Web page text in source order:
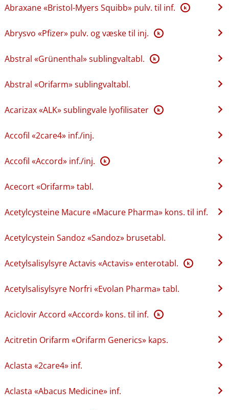
Abraxane «Bristol-Myers Squibb» pulv. til inf. K
Abrysvo «Pfizer» pulv. og væske til inj. K
Abstral «Grünenthal» sublingvaltabl. K
Abstral «Orifarm» sublingvaltabl.
Acarizax «ALK» sublingvale lyofilisater K
Accofil «2care4» inf.​/​inj.
Accofil «Accord» inf.​/​inj. K
Acecort «Orifarm» tabl.
Acetylcysteine Macure «Macure Pharma» kons. til inf.
Acetylcystein Sandoz «Sandoz» brusetabl.
Acetylsalisylsyre Actavis «Actavis» enterotabl. K
Acetylsalisylsyre Norfri «Evolan Pharma» tabl.
Aciclovir Accord «Accord» kons. til inf. K
Acitretin Orifarm «Orifarm Generics» kaps.
Aclasta «2care4» inf.
Aclasta «Abacus Medicine» inf.